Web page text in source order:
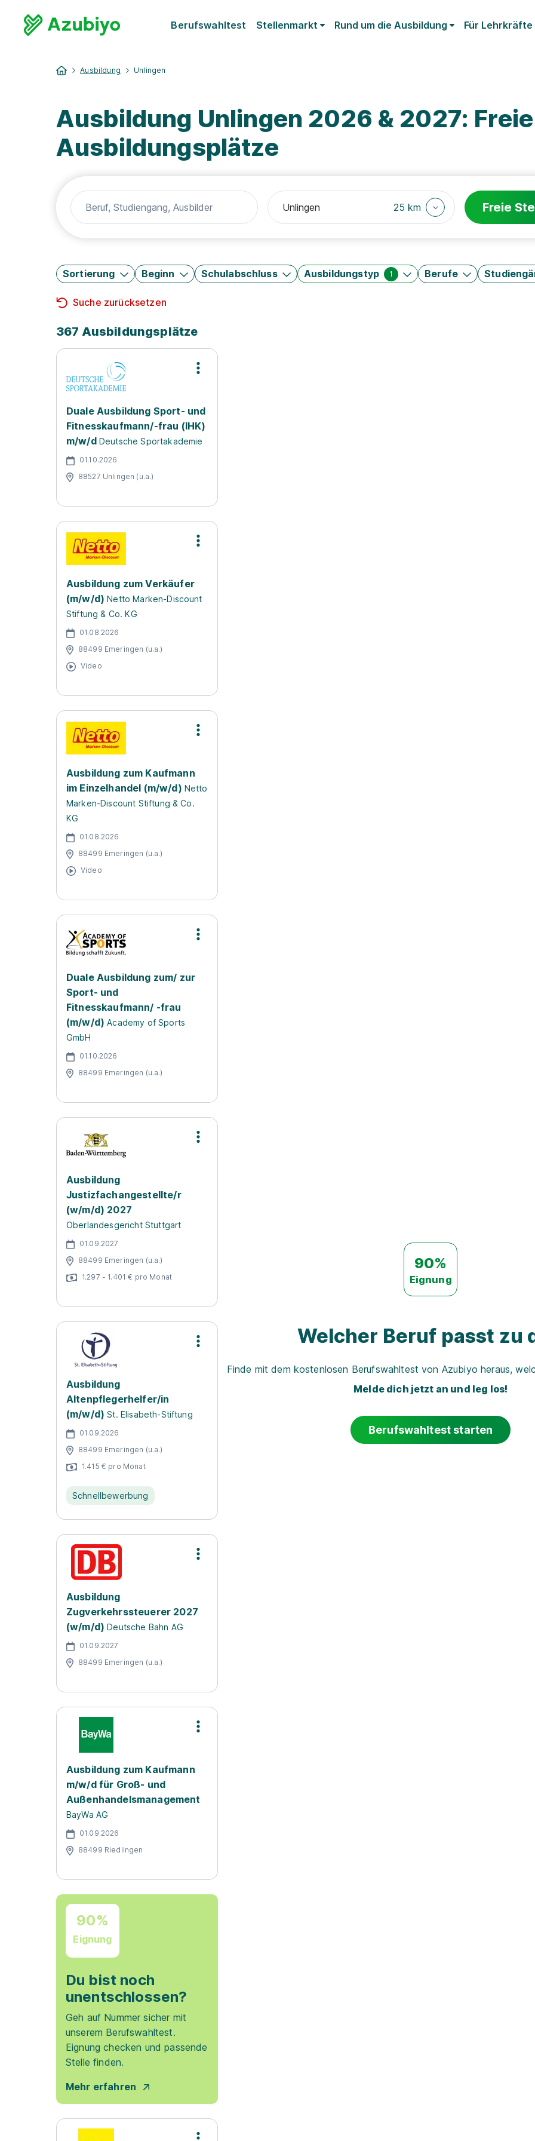
Berufswahltest Stellenmarkt Rund um die Ausbildung Für Lehrkräfte
Ausbildung Unlingen
Ausbildung Unlingen 2026 & 2027: Freie
Ausbildungsplätze
25 km Freie
Sortierung Beginn Schulabschluss Ausbildungstyp 1 Berufe
Suche zurücksetzen
367 Ausbildungsplätze
Duale Ausbildung Sport- und
Fitnesskaufmann/-frau (IHK)
m/w/d Deutsche Sportakademie
01.10.2026
88527 Unlingen (u.a.)
Ausbildung zum Verkäufer
(m/w/d) Netto Marken-Discount
Stiftung & Co. KG
01.08.2026
88499 Emeringen (u.a.)
Video
Ausbildung zum Kaufmann
im Einzelhandel (m/w/d) Netto
Marken-Discount Stiftung & Co.
KG
01.08.2026
88499 Emeringen (u.a.)
Video
Duale Ausbildung zum/ zur
Sport- und
Fitnesskaufmann/ -frau
(m/w/d) Academy of Sports
GmbH
01.10.2026
88499 Emeringen (u.a.)
Ausbildung
Justizfachangestellte/r
(w/m/d) 2027
Oberlandesgericht Stuttgart
01.09.2027
88499 Emeringen (u.a.)
1.297 - 1.401 € pro Monat
Ausbildung
Altenpflegerhelfer/in
(m/w/d) St. Elisabeth-Stiftung
01.09.2026
88499 Emeringen (u.a.)
1.415 € pro Monat
Schnellbewerbung
Ausbildung
Zugverkehrssteuerer 2027
(w/m/d) Deutsche Bahn AG
01.09.2027
88499 Emeringen (u.a.)
Ausbildung zum Kaufmann
m/w/d für Groß- und
Außenhandelsmanagement
BayWa AG
01.09.2026
88499 Riedlingen
90%
Eignung
Du bist noch
unentschlossen?
Geh auf Nummer sicher mit
unserem Berufswahltest.
Eignung checken und passende
Stelle finden.
Mehr erfahren
90%
Eignung
Welcher Beruf passt zu
Finde mit dem kostenlosen Berufswahltest von Azubiyo heraus,
Melde dich jetzt an und leg los!
Berufswahltest starten